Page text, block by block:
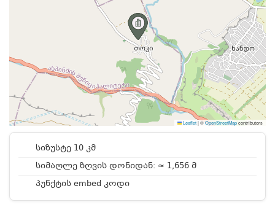
Leaflet|©OpenStreetMapcontributors
სიზუსტე 10 კმ
სიმაღლე ზღვის დონიდან: ≈ 1,656 მ
პუნქტის embed კოდი